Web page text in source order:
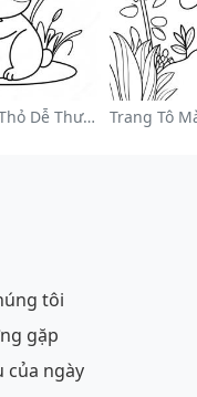
Trang Tô Màu Thỏ Dễ Thương Cho Lễ Phục Sinh
tôi
gặp
của ngày